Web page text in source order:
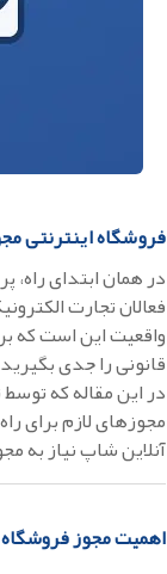
فروشگاه اینترنتی
در همان ابتدای
فعالان تجارت
واقعیت این است که
قانونی را جدی
در این مقاله که
مجوزهای لازم برای
آنلاین شاپ نیاز به
اهمیت مجوز